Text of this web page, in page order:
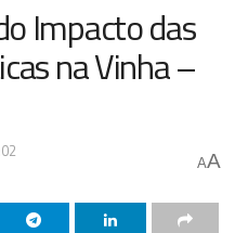
Impacto das
na Vinha –
AA